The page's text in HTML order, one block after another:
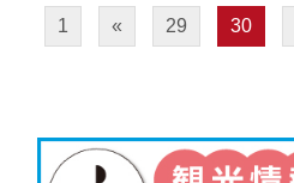
1 « 29 30